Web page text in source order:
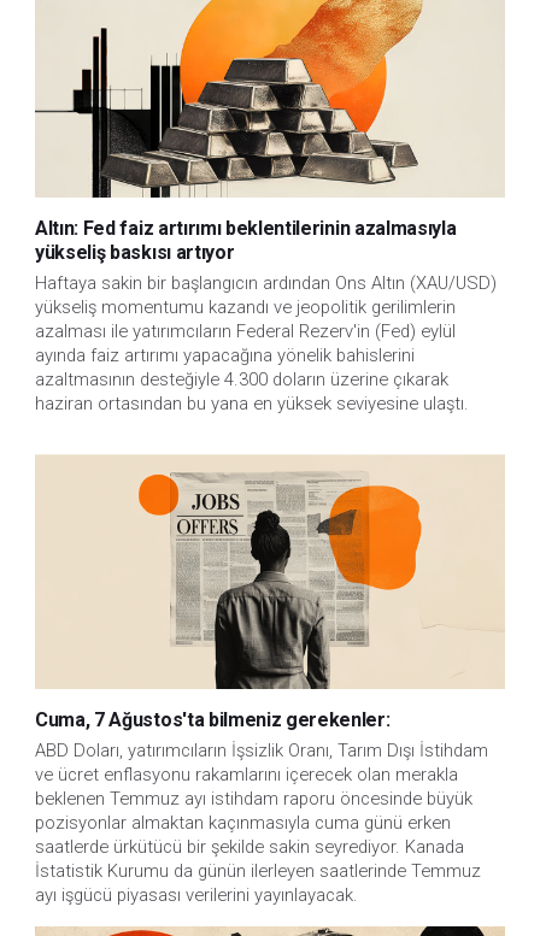
Altın: Fed faiz artırımı beklentilerinin azalmasıyla
yükseliş baskısı artıyor
Haftaya sakin bir başlangıcın ardından Ons Altın (XAU/USD)
yükseliş momentumu kazandı ve jeopolitik gerilimlerin
azalması ile yatırımcıların Federal Rezerv'in (Fed) eylül
ayında faiz artırımı yapacağına yönelik bahislerini
azaltmasının desteğiyle 4.300 doların üzerine çıkarak
haziran ortasından bu yana en yüksek seviyesine ulaştı.
Cuma, 7 Ağustos'ta bilmeniz gerekenler:
ABD Doları, yatırımcıların İşsizlik Oranı, Tarım Dışı İstihdam
ve ücret enflasyonu rakamlarını içerecek olan merakla
beklenen Temmuz ayı istihdam raporu öncesinde büyük
pozisyonlar almaktan kaçınmasıyla cuma günü erken
saatlerde ürkütücü bir şekilde sakin seyrediyor. Kanada
İstatistik Kurumu da günün ilerleyen saatlerinde Temmuz
ayı işgücü piyasası verilerini yayınlayacak.